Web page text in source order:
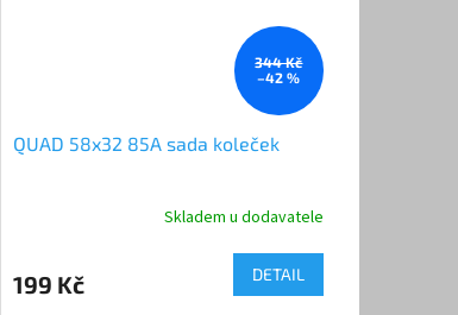
344 Kč
–42 %
QUAD 58x32 85A sada koleček
Skladem u dodavatele
199 Kč DETAIL